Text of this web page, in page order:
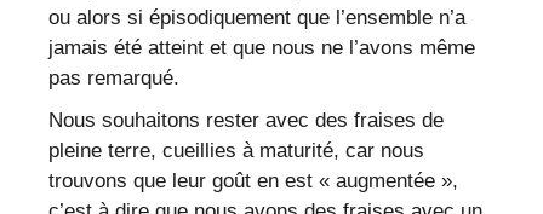
ou alors si épisodiquement que l’ensemble n’a
jamais été atteint et que nous ne l’avons même
pas remarqué.
Nous souhaitons rester avec des fraises de
pleine terre, cueillies à maturité, car nous
trouvons que leur goût en est « augmentée »,